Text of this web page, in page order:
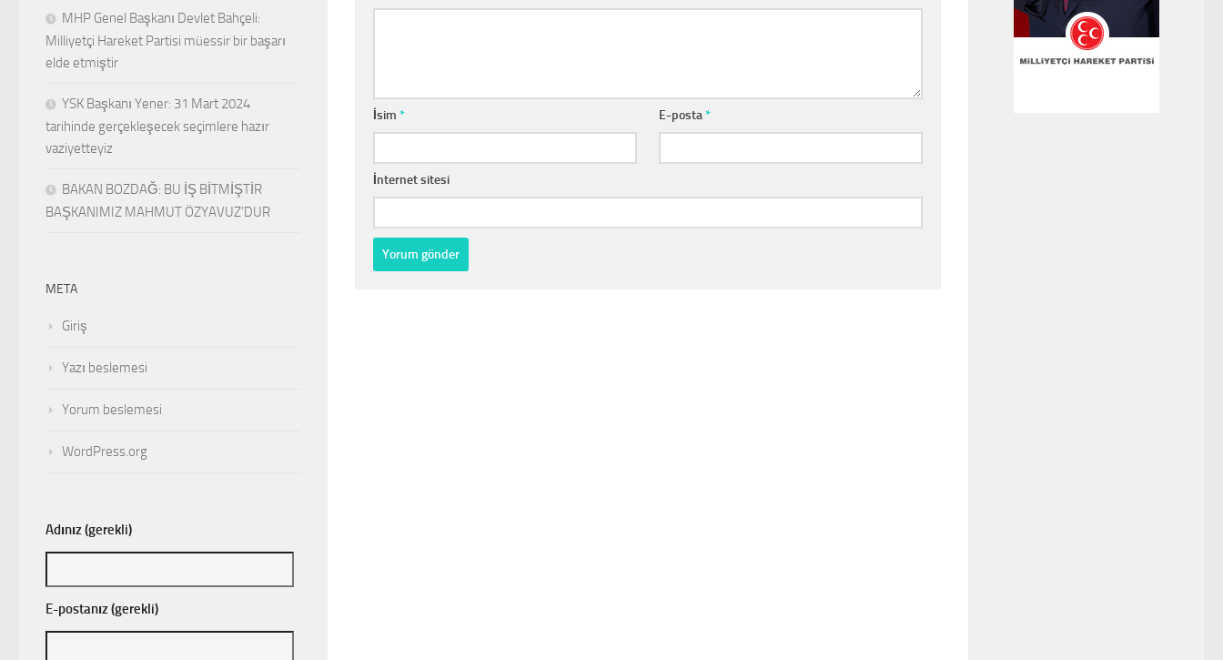
İsim * E-posta*
İnternet sitesi
MHP Genel Başkanı Devlet Bahçeli:
Milliyetçi Hareket Partisi müessir bir başarı
elde etmiştir
YSK Başkanı Yener: 31 Mart 2024
tarihinde gerçekleşecek seçimlere hazır
vaziyetteyiz
BAKAN BOZDAĞ: BU İŞ BİTMİŞTİR
BAŞKANIMIZ MAHMUT ÖZYAVUZ’DUR
META
Giriş
Yazı beslemesi
Yorum beslemesi
WordPress.org
Adınız (gerekli)
E-postanız (gerekli)